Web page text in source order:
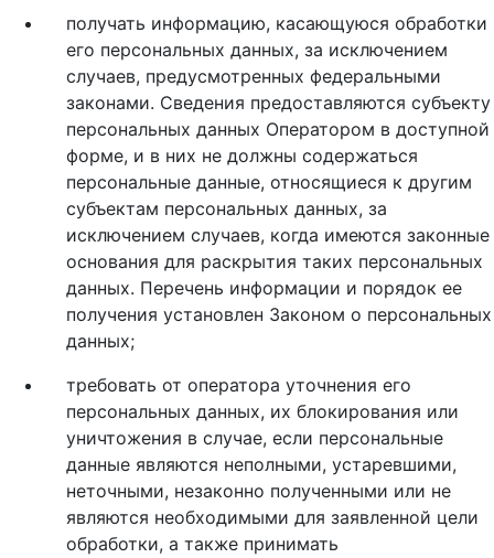
получать информацию, касающуюся обработки
его персональных данных, за исключением
случаев, предусмотренных федеральными
законами. Сведения предоставляются субъекту
персональных данных Оператором в доступной
форме, и в них не должны содержаться
персональные данные, относящиеся к другим
субъектам персональных данных, за
исключением случаев, когда имеются законные
основания для раскрытия таких персональных
данных. Перечень информации и порядок ее
получения установлен Законом о персональных
данных;
требовать от оператора уточнения его
персональных данных, их блокирования или
уничтожения в случае, если персональные
данные являются неполными, устаревшими,
неточными, незаконно полученными или не
являются необходимыми для заявленной цели
обработки, а также принимать